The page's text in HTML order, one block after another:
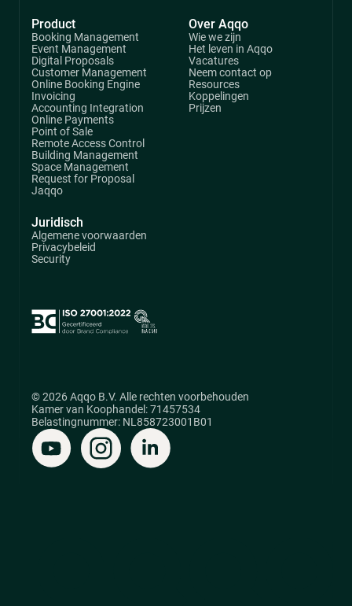
Product
Booking Management
Event Management
Digital Proposals
Customer Management
Online Booking Engine
Invoicing
Accounting Integration
Online Payments
Point of Sale
Remote Access Control
Building Management
Space Management
Request for Proposal
Jaqqo
Over Aqqo
Wie we zijn
Het leven in Aqqo
Vacatures
Neem contact op
Resources
Koppelingen
Prijzen
Juridisch
Algemene voorwaarden
Privacybeleid
Security
© 2026 Aqqo B.V. Alle rechten voorbehouden
Kamer van Koophandel: 71457534
Belastingnummer: NL858723001B01